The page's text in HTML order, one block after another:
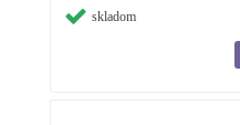
skladom